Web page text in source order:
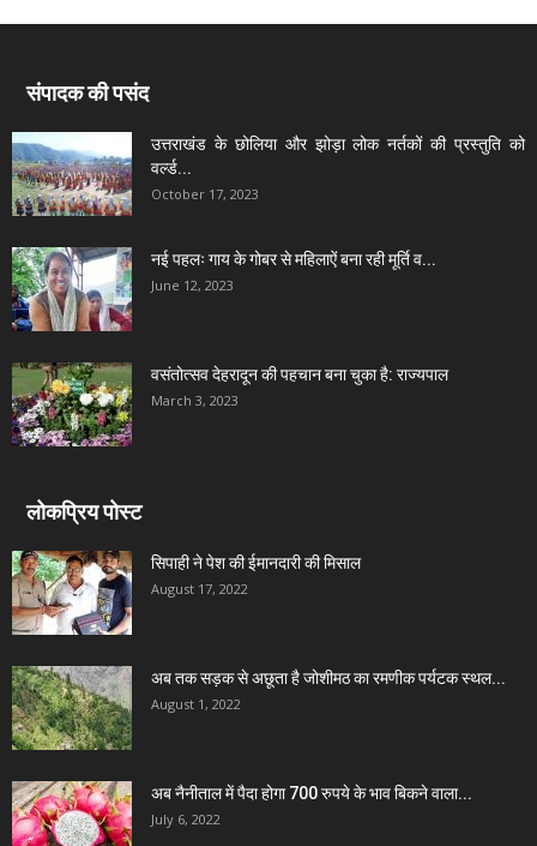
संपादक की पसंद
उत्तराखंड के छोलिया और झोड़ा लोक नर्तकों की प्रस्तुति को
वर्ल्ड...
October 17, 2023
नई पहलः गाय के गोबर से महिलाऐं बना रही मूर्ति व...
June 12, 2023
वसंतोत्सव देहरादून की पहचान बना चुका है: राज्यपाल
March 3, 2023
लोकप्रिय पोस्ट
सिपाही ने पेश की ईमानदारी की मिसाल
August 17, 2022
अब तक सड़क से अछूता है जोशीमठ का रमणीक पर्यटक स्थल...
August 1, 2022
अब नैनीताल में पैदा होगा 700 रुपये के भाव बिकने वाला...
July 6, 2022